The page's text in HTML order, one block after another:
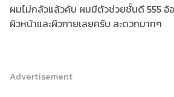
ผมไม่กลัวแล้วคับ ผมมีตัวช่วยชั้นดี 555 อ้
ผิวหน้าและผิวกายเลยครับ สะดวกมากๆ
Advertisement